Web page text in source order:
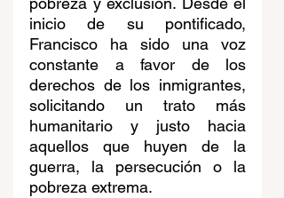
inicio de su pontificado,
Francisco ha sido una voz
constante a favor de los
derechos de los inmigrantes,
solicitando un trato más
humanitario y justo hacia
aquellos que huyen de la
guerra, la persecución o la
pobreza extrema.